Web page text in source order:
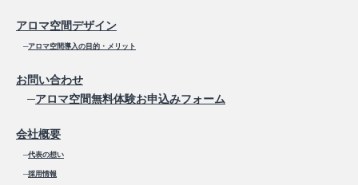
アロマ空間デザイン
─アロマ空間導入の目的・メリット
お問い合わせ
─アロマ空間無料体験お申込みフォーム
会社概要
─代表の想い
─採用情報